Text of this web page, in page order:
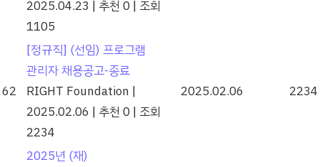
2025.04.23 | 추천 0 | 조회
1105
62
[정규직] (선임) 프로그램
관리자 채용공고-종료
RIGHT Foundation |
2025.02.06 | 추천 0 | 조회
2234
2025.02.06 2234
2025년 (재)